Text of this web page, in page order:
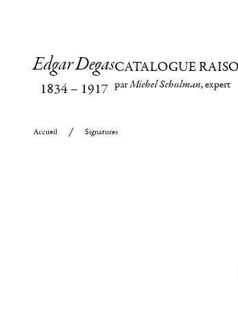
Edgar Degas
1834– 1917
CATALOGUE
parMichel Schulman, expert
Accueil Signatures